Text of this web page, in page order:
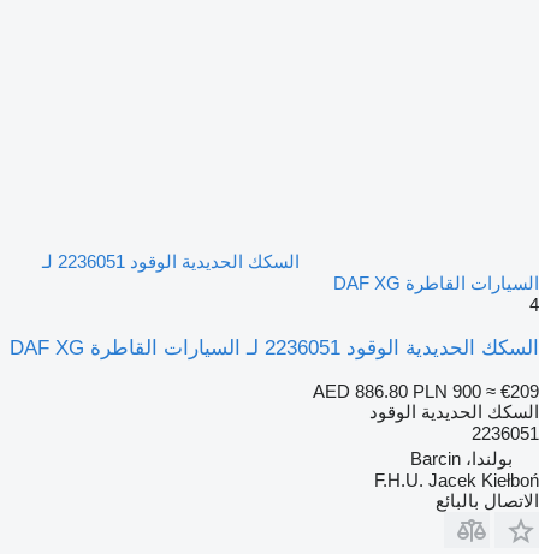
السكك الحديدية الوقود 2236051 لـ
السيارات القاطرة DAF XG
4
السكك الحديدية الوقود 2236051 لـ السيارات القاطرة DAF XG
AED 886.80 PLN 900 ≈ €209
السكك الحديدية الوقود
2236051
بولندا، Barcin
F.H.U. Jacek Kiełboń
الاتصال بالبائع